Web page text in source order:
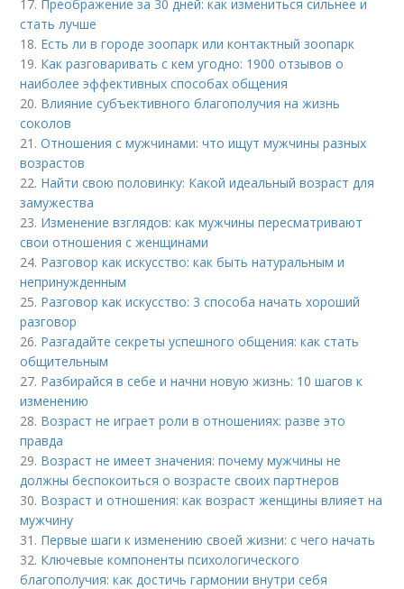
17. Преображение за 30 дней: как измениться сильнее и
стать лучше
18. Есть ли в городе зоопарк или контактный зоопарк
19. Как разговаривать с кем угодно: 1900 отзывов о
наиболее эффективных способах общения
20. Влияние субъективного благополучия на жизнь
соколов
21.Отношения с мужчинами: что ищут мужчины разных
возрастов
22. Найти свою половинку: Какой идеальный возраст для
замужества
23. Изменение взглядов: как мужчины пересматривают
свои отношения с женщинами
24. Разговор как искусство: как быть натуральным и
непринужденным
25. Разговор как искусство: 3 способа начать хороший
разговор
26. Разгадайте секреты успешного общения: как стать
общительным
27. Разбирайся в себе и начни новую жизнь: 10 шагов к
изменению
28. Возраст не играет роли в отношениях: разве это
правда
29. Возраст не имеет значения: почему мужчины не
должны беспокоиться о возрасте своих партнеров
30. Возраст и отношения: как возраст женщины влияет на
мужчину
31. Первые шаги к изменению своей жизни: с чего начать
32. Ключевые компоненты психологического
благополучия: как достичь гармонии внутри себя